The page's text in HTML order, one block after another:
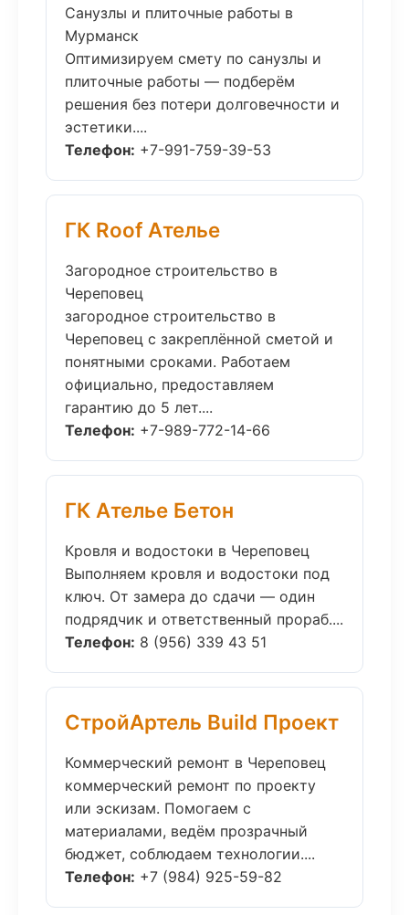
Санузлы и плиточные работы в
Мурманск
Оптимизируем смету по санузлы и
плиточные работы — подберём
решения без потери долговечности и
эстетики....
Телефон: +7-991-759-39-53
ГК Roof Ателье
Загородное строительство в
Череповец
загородное строительство в
Череповец с закреплённой сметой и
понятными сроками. Работаем
официально, предоставляем
гарантию до 5 лет....
Телефон: +7-989-772-14-66
ГК Ателье Бетон
Кровля и водостоки в Череповец
Выполняем кровля и водостоки под
ключ. От замера до сдачи — один
подрядчик и ответственный прораб....
Телефон: 8 (956) 339 43 51
СтройАртель Build Проект
Коммерческий ремонт в Череповец
коммерческий ремонт по проекту
или эскизам. Помогаем с
материалами, ведём прозрачный
бюджет, соблюдаем технологии....
Телефон: +7 (984) 925-59-82